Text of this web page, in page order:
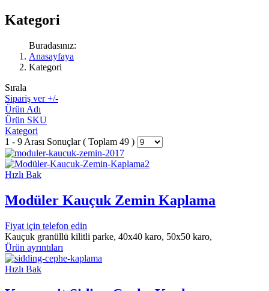
Kategori
Buradasınız:
Anasayfaya
Kategori
Sırala
Sipariş ver +/-
Ürün Adı
Ürün SKU
Kategori
1 - 9 Arası Sonuçlar ( Toplam 49 )
Hızlı Bak
Modüler Kauçuk Zemin Kaplama
Fiyat için telefon edin
Kauçuk granüllü kilitli parke, 40x40 karo, 50x50 karo,
Ürün ayrıntıları
Hızlı Bak